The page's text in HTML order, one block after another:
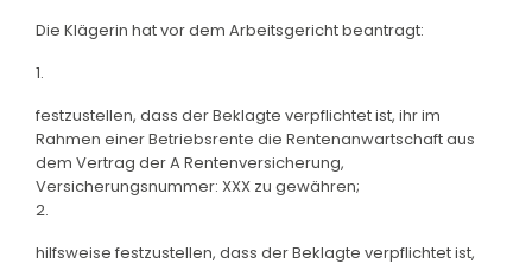
Die Klägerin hat vor dem Arbeitsgericht beantragt:
1.
festzustellen, dass der Beklagte verpflichtet ist, ihr im
Rahmen einer Betriebsrente die Rentenanwartschaft aus
dem Vertrag der A Rentenversicherung,
Versicherungsnummer: XXX zu gewähren;
2.
hilfsweise festzustellen, dass der Beklagte verpflichtet ist,